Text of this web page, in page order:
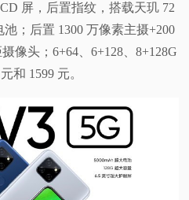
屏，后置指纹，搭载天玑 72
池；后置 1300 万像素主摄+200
像头；6+64、6+128、8+128G
和 1599 元。